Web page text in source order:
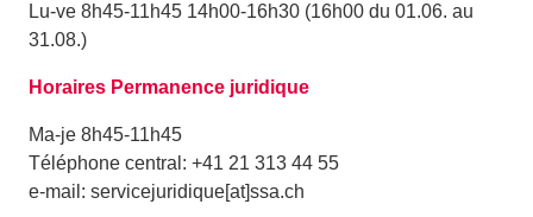
Lu-ve 8h45-11h45 14h00-16h30 (16h00 du 01.06. au
31.08.)
Horaires Permanence juridique
Ma-je 8h45-11h45
Téléphone central: +41 21 313 44 55
e-mail: servicejuridique[at]ssa.ch